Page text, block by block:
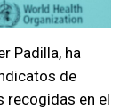
Padilla, ha
de
recogidas en el